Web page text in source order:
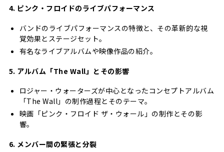
4. ピンク・フロイドのライブパフォーマンス
バンドのライブパフォーマンスの特徴と、その革新的な視
覚効果とステージセット。
有名なライブアルバムや映像作品の紹介。
5. アルバム「The Wall」とその影響
ロジャー・ウォーターズが中心となったコンセプトアルバム
「The Wall」の制作過程とそのテーマ。
映画「ピンク・フロイド ザ・ウォール」の制作とその影
響。
6. メンバー間の緊張と分裂